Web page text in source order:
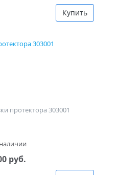
Купить
протектора 303001
руб.